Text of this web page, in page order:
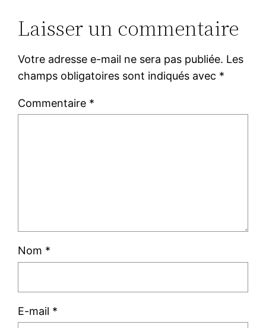
Laisser un commentaire
Votre adresse e-mail ne sera pas publiée. Les
champs obligatoires sont indiqués avec *
Commentaire *
Nom *
E-mail *